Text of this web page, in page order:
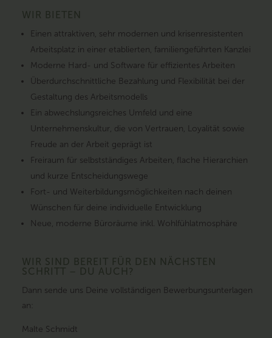
WIR BIETEN
Einen attraktiven, sehr modernen und krisenresistenten
Arbeitsplatz in einer etablierten, familiengeführten Kanzlei
Moderne Hard- und Software für effizientes Arbeiten
Überdurchschnittliche Bezahlung und Flexibilität bei der
Gestaltung des Arbeitsmodells
Ein abwechslungsreiches Umfeld und eine
Unternehmenskultur, die von Vertrauen, Loyalität sowie
Freude an der Arbeit geprägt ist
Freiraum für selbstständiges Arbeiten, flache Hierarchien
und kurze Entscheidungswege
Fort- und Weiterbildungsmöglichkeiten nach deinen
Wünschen für deine individuelle Entwicklung
Neue, moderne Büroräume inkl. Wohlfühlatmosphäre
WIR SIND BEREIT FÜR DEN NÄCHSTEN
SCHRITT – DU AUCH?
Dann sende uns Deine vollständigen Bewerbungsunterlagen
an:
Malte Schmidt